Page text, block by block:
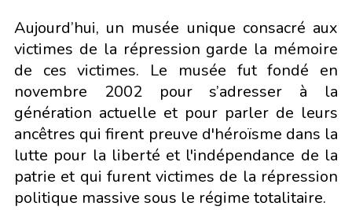
Aujourd’hui, un musée unique consacré aux
victimes de la répression garde la mémoire
de ces victimes. Le musée fut fondé en
novembre 2002 pour s’adresser à la
génération actuelle et pour parler de leurs
ancêtres qui firent preuve d'héroïsme dans la
lutte pour la liberté et l'indépendance de la
patrie et qui furent victimes de la répression
politique massive sous le régime totalitaire.